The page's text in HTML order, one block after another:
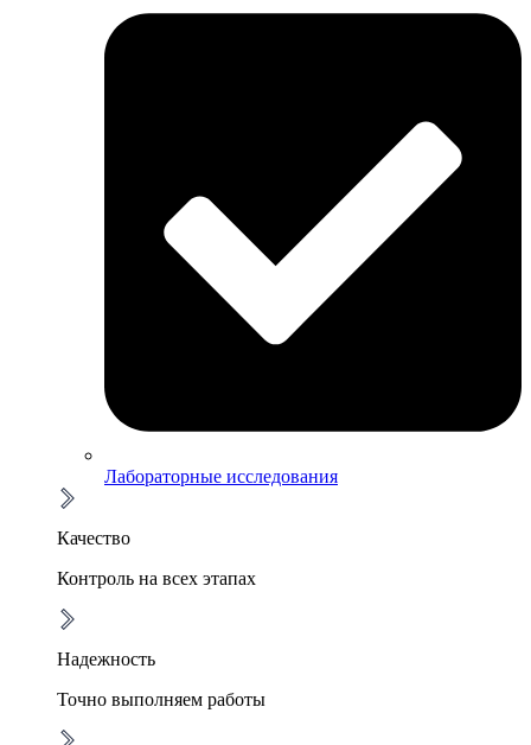
Лабораторные исследования
Качество
Контроль на всех этапах
Надежность
Точно выполняем работы